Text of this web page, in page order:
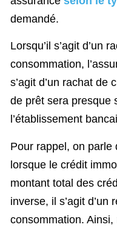
demandé.
Lorsqu’il s’agit d’un
consommation,
s’agit d’un rachat de
de prêt sera presque
l’établissement
Pour rappel, on parle
lorsque le crédit
montant total des
inverse, il s’agit
consommation.